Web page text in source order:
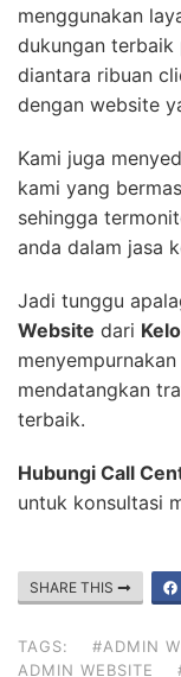
menggunakan
dukungan terbaik
diantara ribuan
dengan website
Kami juga
kami yang
sehingga
anda dalam jasa
Jadi tunggu
Website dari
mendatangkan
terbaik.
Hubungi Call
untuk konsultasi
SHARE THIS
TAGS: #ADMIN
ADMIN WEBSITE